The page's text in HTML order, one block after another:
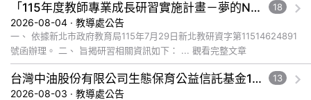
「115年度教師專業成長研習實施計畫－夢的N次方素養工作坊新北場」計畫 18
2026-08-04 · 教導處公告
一、 依據新北市政府教育局115年7月29日新北教研資字第11514624891
號函辦理。 二、 旨揭研習相關資訊如下： ... 觀看完整文章
台灣中油股份有限公司生態保育公益信託基金116年度補助計畫徵件須知 13
2026-08-03 · 教導處公告